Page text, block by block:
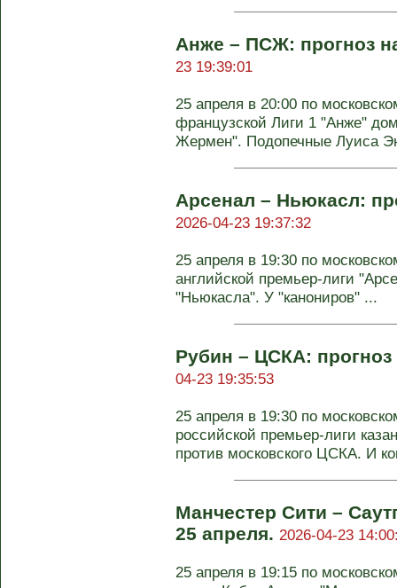
Анже – ПСЖ: прогноз
23 19:39:01
25 апреля в 20:00 по
французской Лиги 1 "Анже"
Жермен". Подопечные Луиса
Арсенал – Ньюкасл:
2026-04-23 19:37:32
25 апреля в 19:30 по
английской премьер-лиги
"Ньюкасла". У "канониров" ...
Рубин – ЦСКА:
04-23 19:35:53
25 апреля в 19:30 по
российской премьер-лиги
против московского ЦСКА. И
Манчестер Сити –
25 апреля. 2026-04-23
25 апреля в 19:15 по